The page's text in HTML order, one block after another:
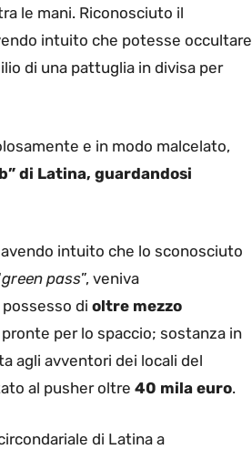
le mani. Riconosciuto il
intuito che potesse occultare
di una pattuglia in divisa per
e in modo malcelato,
di Latina, guardandosi
intuito che lo sconosciuto
green pass”, veniva
di oltre mezzo
per lo spaccio; sostanza in
agli avventori dei locali del
al pusher oltre 40 mila euro.
di Latina a